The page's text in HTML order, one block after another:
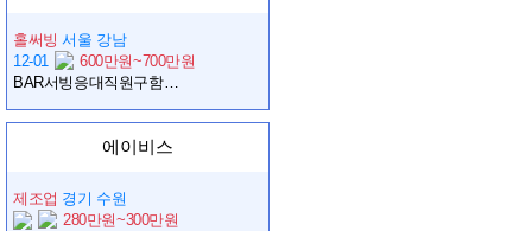
홀써빙 서울 강남
12-01
600만원~700만원
BAR서빙응대직원구함(여)
에이비스
제조업 경기 수원
280만원~300만원